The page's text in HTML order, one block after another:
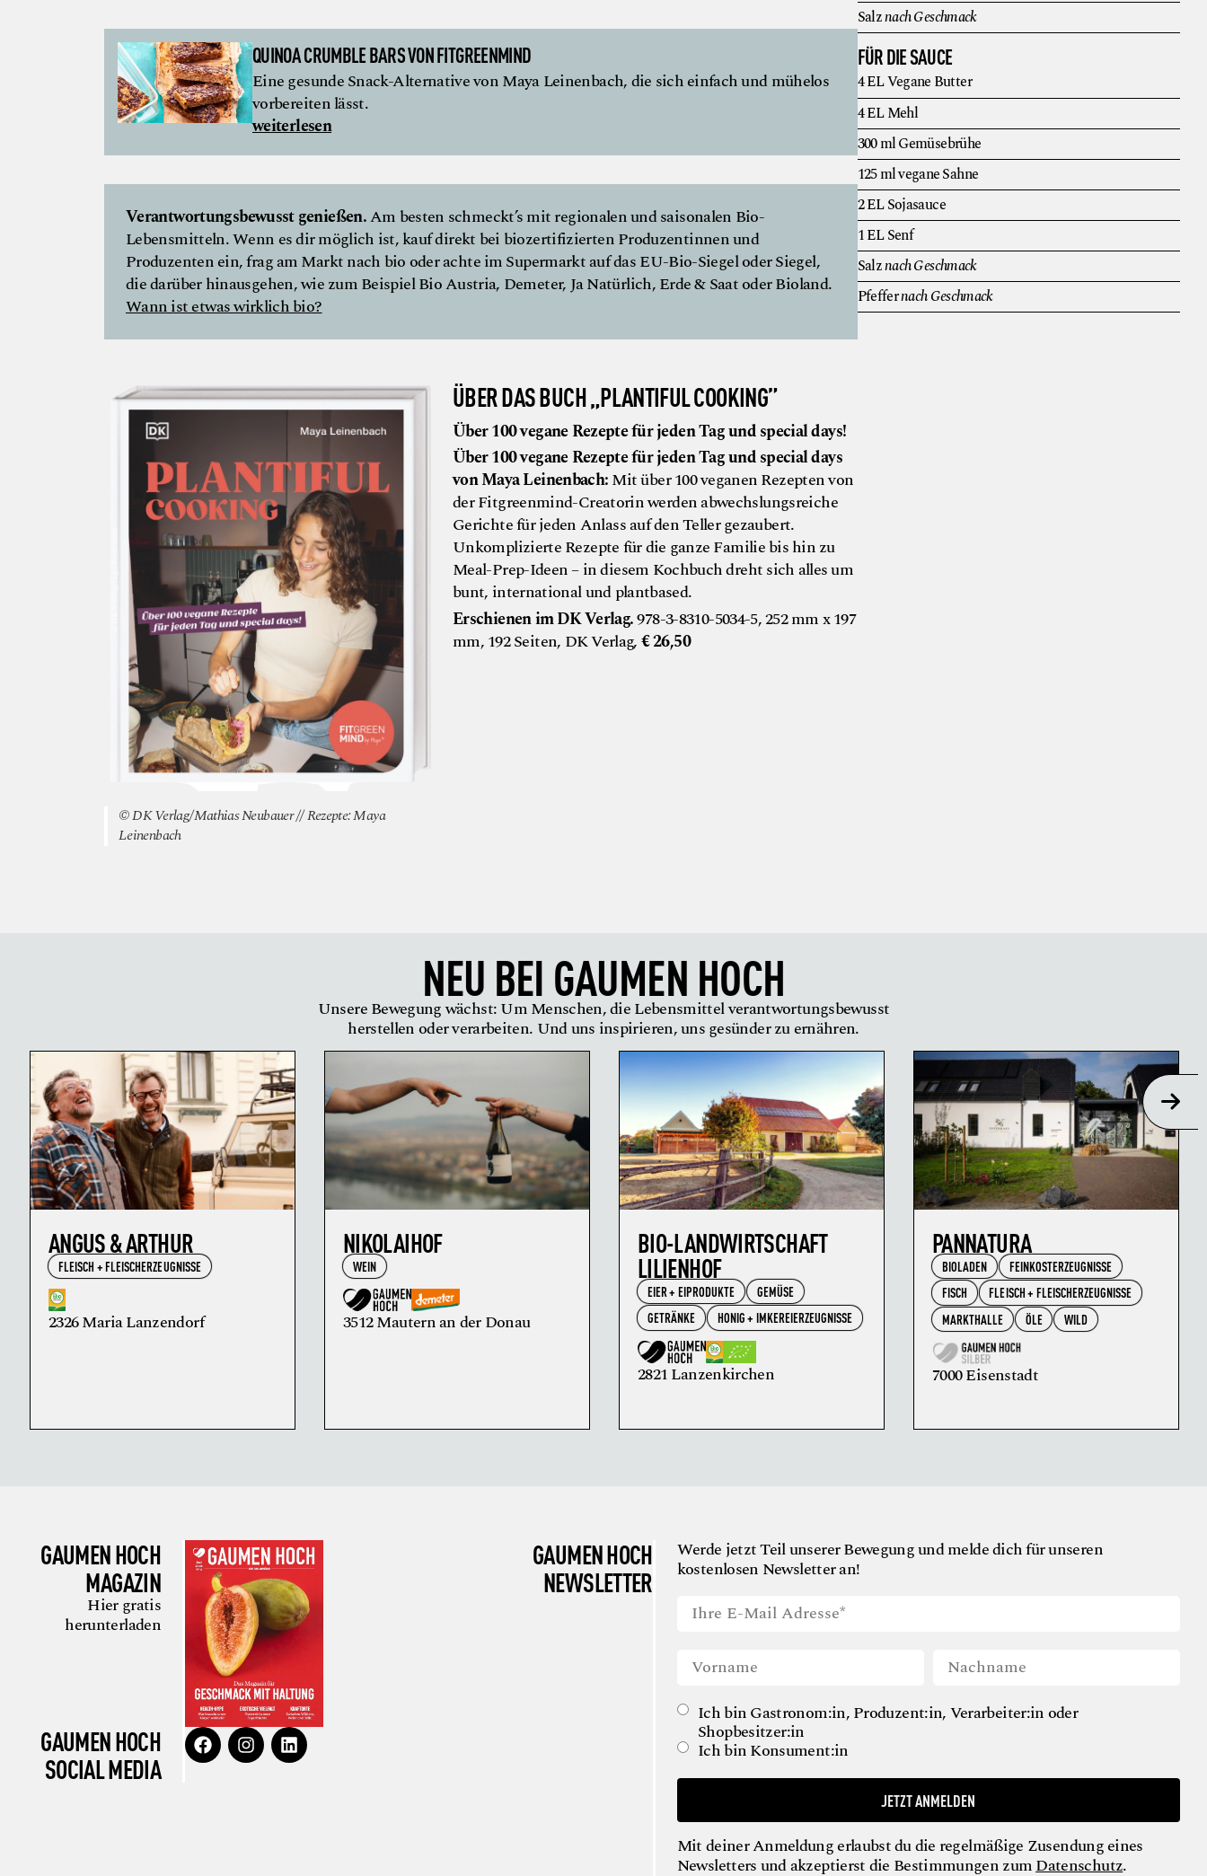
QUINOA CRUMBLE BARS VON FITGREENMIND
Eine gesunde Snack-Alternative von Maya Leinenbach, die sich einfach und mühelos
vorbereiten lässt.
weiterlesen
Verantwortungsbewusst genießen.Am besten schmeckt’s mit regionalen und saisonalen Bio-
Lebensmitteln. Wenn es dir möglich ist, kauf direkt bei biozertifizierten Produzentinnen und
Produzenten ein, frag am Markt nach bio oder achte im Supermarkt auf das EU-Bio-Siegel oder Siegel,
die darüber hinausgehen, wie zum Beispiel Bio Austria, Demeter, Ja Natürlich, Erde & Saat oder Bioland.
Wann ist etwas wirklich bio?
© DK Verlag/Mathias Neubauer // Rezepte: Maya
Leinenbach
ÜBER DAS BUCH „PLANTIFUL COOKING”
Über 100 vegane Rezepte für jeden Tag und special days!
Über 100 vegane Rezepte für jeden Tag und special days
von Maya Leinenbach:Mit über 100 veganen Rezepten von
der Fitgreenmind-Creatorin werden abwechslungsreiche
Gerichte für jeden Anlass auf den Teller gezaubert.
Unkomplizierte Rezepte für die ganze Familie bis hin zu
Meal-Prep-Ideen – in diesem Kochbuch dreht sich alles um
bunt, international und plantbased.
Erschienen im DK Verlag.978-3-8310-5034-5, 252 mm x 197
mm, 192 Seiten, DK Verlag,€ 26,50
Salznach Geschmack
FÜR DIE SAUCE
4ELVegane Butter
4ELMehl
300mlGemüsebrühe
125mlvegane Sahne
2ELSojasauce
1ELSenf
Salznach Geschmack
Pfeffernach Geschmack
NEU BEIGAUMEN HOCH
Unsere Bewegung wächst: Um Menschen, die Lebensmittel verantwortungsbewusst
herstellen oder verarbeiten. Und uns inspirieren, uns gesünder zu ernähren.
ANGUS & ARTHUR
FLEISCH + FLEISCHERZEUGNISSE
2326 Maria Lanzendorf
NIKOLAIHOF
WEIN
3512 Mautern an der Donau
BIO-LANDWIRTSCHAFT
LILIENHOF
EIER + EIPRODUKTE
GEMÜSE
GETRÄNKE
HONIG + IMKEREIERZEUGNISSE
2821 Lanzenkirchen
PANNATURA
BIOLADEN
FEINKOSTERZEUGNISSE
FISCH
FLEISCH + FLEISCHERZEUGNISSE
MARKTHALLE
ÖLE WILD
7000 Eisenstadt
GAUMEN HOCH
MAGAZIN
Hier gratis
herunterladen
GAUMEN HOCH
SOCIAL MEDIA
GAUMEN HOCH
NEWSLETTER
Werde jetzt Teil unserer Bewegung und melde dich für unseren
kostenlosen Newsletter an!
Ich bin Gastronom:in, Produzent:in, Verarbeiter:in oder
Shopbesitzer:in
Ich bin Konsument:in
JETZT ANMELDEN
Mit deiner Anmeldung erlaubst du die regelmäßige Zusendung eines
Newsletters und akzeptierst die Bestimmungen zumDatenschutz.